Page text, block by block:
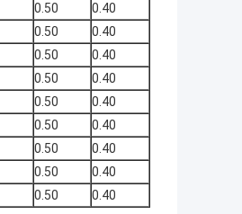
0.50
0.40
0.50
0.40
0.50
0.40
0.50
0.40
0.50
0.40
0.50
0.40
0.50
0.40
0.50
0.40
0.50 0.40